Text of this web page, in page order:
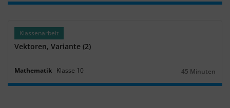
Klassenarbeit
Vektoren, Variante (2)
Mathematik Klasse 10
Dauer:
45 Minuten